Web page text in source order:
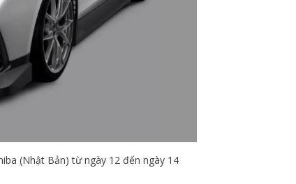
(Nhật Bản) từ ngày 12 đến ngày 14